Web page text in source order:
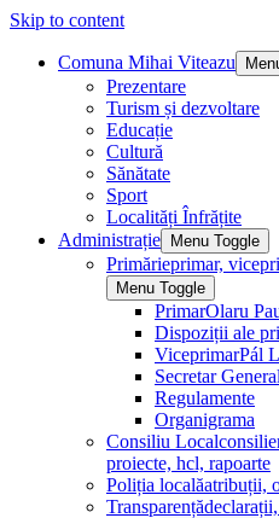
Skip to content
Comuna Mihai Viteazu
Prezentare
Turism și dezvoltare
Educație
Cultură
Sănătate
Sport
Localități Înfrățite
Administrație
Menu Toggle
Primărieprimar,
Menu Toggle
PrimarOlaru
Dispoziții ale
ViceprimarPál
Secretar General
Regulamente
Organigrama
Consiliu Local
proiecte, hcl, rapoarte
Poliția localăatribuții,
Transparență